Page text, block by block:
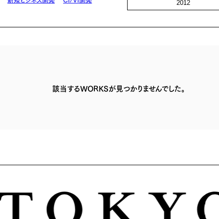
2012
該当するWORKSが見つかりませんでした。